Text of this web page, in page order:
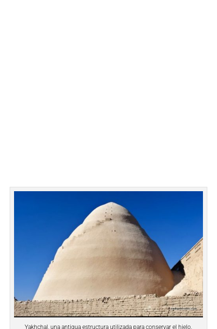
Yakhchal, una antigua estructura utilizada para conservar el hielo.